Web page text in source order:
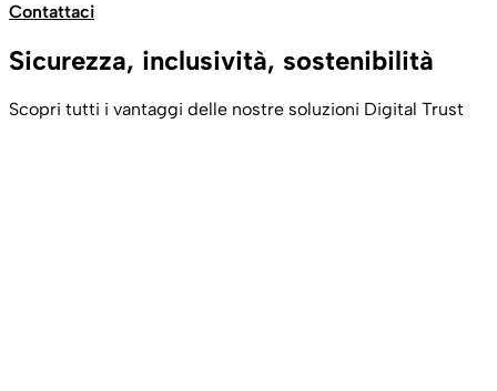
Contattaci
Sicurezza, inclusività, sostenibilità
Scopri tutti i vantaggi delle nostre soluzioni Digital Trust